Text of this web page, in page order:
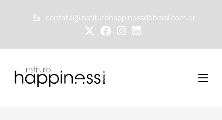
contato@institutohappinessdobrasil.com.br